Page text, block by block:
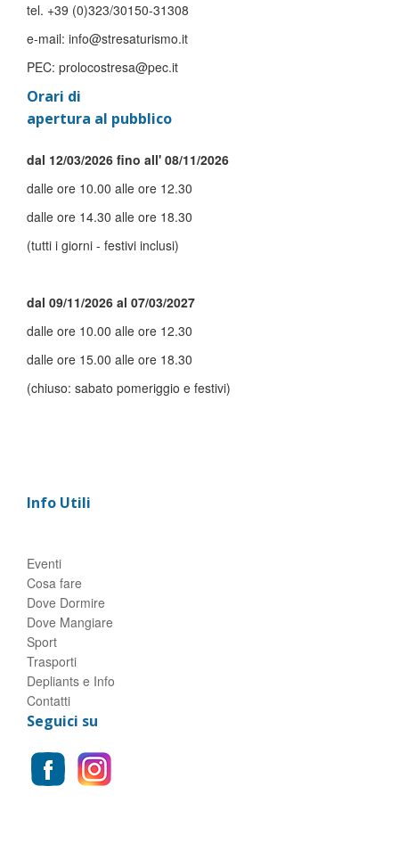
tel. +39 (0)323/30150-31308
e-mail: info@stresaturismo.it
PEC: prolocostresa@pec.it
Orari di
apertura al pubblico
dal 12/03/2026 fino all' 08/11/2026
dalle ore 10.00 alle ore 12.30
dalle ore 14.30 alle ore 18.30
(tutti i giorni - festivi inclusi)
dal 09/11/2026 al 07/03/2027
dalle ore 10.00 alle ore 12.30
dalle ore 15.00 alle ore 18.30
(chiuso: sabato pomeriggio e festivi)
Info Utili
Eventi
Cosa fare
Dove Dormire
Dove Mangiare
Sport
Trasporti
Depliants e Info
Contatti
Seguici su